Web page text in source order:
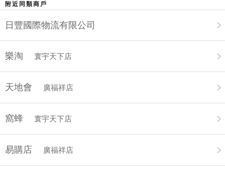
附近同類商戶
日豐國際物流有限公司
樂淘 寰宇天下店
天地會 廣福祥店
窩蜂 寰宇天下店
易購店 廣福祥店